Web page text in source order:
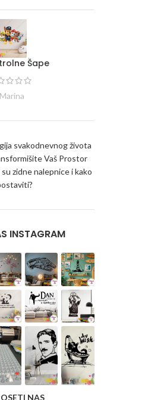
Šape
svakodnevnog života
Vaš Prostor
su zidne nalepnice i kako
INSTAGRAM
NAS